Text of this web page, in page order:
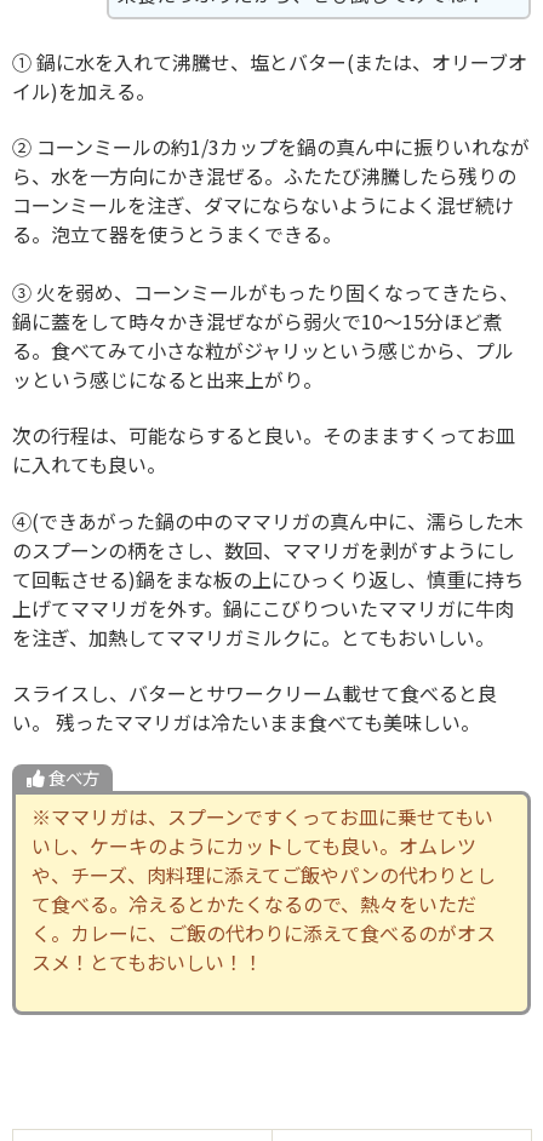
① 鍋に水を入れて沸騰せ、塩とバター(または、オリーブオ
イル)を加える。
② コーンミールの約1/3カップを鍋の真ん中に振りいれなが
ら、水を一方向にかき混ぜる。ふたたび沸騰したら残りの
コーンミールを注ぎ、ダマにならないようによく混ぜ続け
る。泡立て器を使うとうまくできる。
③ 火を弱め、コーンミールがもったり固くなってきたら、
鍋に蓋をして時々かき混ぜながら弱火で10〜15分ほど煮
る。食べてみて小さな粒がジャリッという感じから、プル
ッという感じになると出来上がり。
次の行程は、可能ならすると良い。そのまますくってお皿
に入れても良い。
④(できあがった鍋の中のママリガの真ん中に、濡らした木
のスプーンの柄をさし、数回、ママリガを剥がすようにし
て回転させる)鍋をまな板の上にひっくり返し、慎重に持ち
上げてママリガを外す。鍋にこびりついたママリガに牛肉
を注ぎ、加熱してママリガミルクに。とてもおいしい。
スライスし、バターとサワークリーム載せて食べると良
い。 残ったママリガは冷たいまま食べても美味しい。
食べ方
※ママリガは、スプーンですくってお皿に乗せてもい
いし、ケーキのようにカットしても良い。オムレツ
や、チーズ、肉料理に添えてご飯やパンの代わりとし
て食べる。冷えるとかたくなるので、熱々をいただ
く。カレーに、ご飯の代わりに添えて食べるのがオス
スメ！とてもおいしい！！